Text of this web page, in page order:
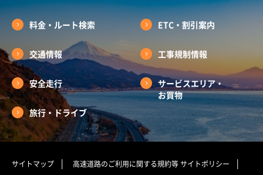
料金・ルート検索 ETC・割引案内
交通情報 工事規制情報
安全走行
サービスエリア・
お買物
旅行・ドライブ
サイトマップ 高速道路のご利用に関する規約等サイトポリシー